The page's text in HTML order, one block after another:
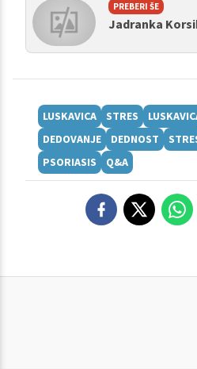
PREBERI ŠE
Jadranka
LUSKAVICA STRES
DEDOVANJE
DEDNOST
PSORIASIS
Q&A